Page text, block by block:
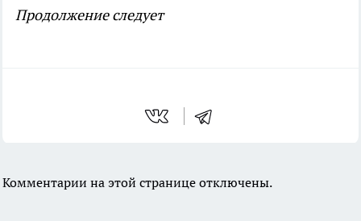
Продолжение следует
Комментарии на этой странице отключены.